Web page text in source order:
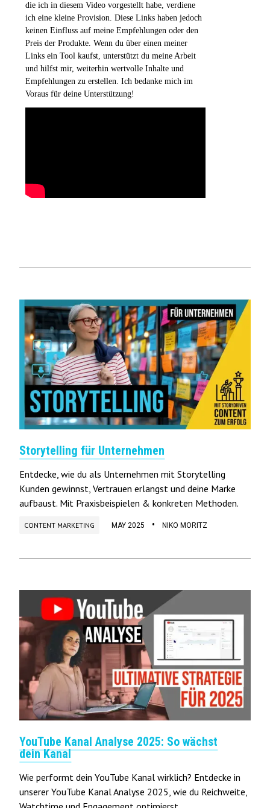
die ich in diesem Video vorgestellt habe, verdiene
ich eine kleine Provision. Diese Links haben jedoch
keinen Einfluss auf meine Empfehlungen oder den
Preis der Produkte. Wenn du über einen meiner
Links ein Tool kaufst, unterstützt du meine Arbeit
und hilfst mir, weiterhin wertvolle Inhalte und
Empfehlungen zu erstellen. Ich bedanke mich im
Voraus für deine Unterstützung!
Storytelling für Unternehmen
Entdecke, wie du als Unternehmen mit Storytelling
Kunden gewinnst, Vertrauen erlangst und deine Marke
aufbaust. Mit Praxisbeispielen & konkreten Methoden.
CONTENT MARKETING MAY 2025 • NIKO MORITZ
YouTube Kanal Analyse 2025: So wächst
dein Kanal
Wie performt dein YouTube Kanal wirklich? Entdecke in
unserer YouTube Kanal Analyse 2025, wie du Reichweite,